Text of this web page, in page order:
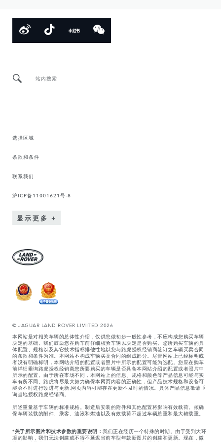
站内搜索
选择区域
条款和条件
联系我们
沪ICP备11001621号-8
显示更多
© JAGUAR LAND ROVER LIMITED 2026
本网站是对相关车辆的总体性介绍，仅供您做初步一般性参考，不应构成您购买车辆
决定的基础。我们鼓励您在购车前仔细核验车辆以决定是否购买。您所购买车辆的具
体配置、规格以及其它技术指标排他性地以您与路虎授权经销商签订之车辆买卖合同
的条款和条件为准。本网站不构成车辆买卖合同的组成部分。尽管网站上已经标明或
者没有明确标明，本网站介绍的配置或者照片中所示的配置可能为选配。您应在购车
前详细垂询路虎授权经销商您所要购买的车辆是否具备本网站介绍的配置或者照片中
所示的配置。由于所在市场不同，本网站上的信息、规格和颜色等产品信息可能与实
车有所不同。路虎将尽最大努力确保本网页内容的正确性，但产品技术规格和设备可
能会不时进行改进与更新,网页内容可能存在更新不及时的情况。具体产品信息敬请垂
询当地授权路虎经销商。
所述重量基于车辆的标准规格。制造后安装的附件和其他配置将影响有效载荷。须确
保车辆装载的附件、乘客、油液和燃油以及有效载荷不超过车辆总重和最大轴载重。
*关于所示图片和技术参数的重要说明： 我们正在经历一个特殊的时期。由于受到大环
境的影响，我们无法创建或不得不延迟当前车型年款新图片的创建和更新。现在，微